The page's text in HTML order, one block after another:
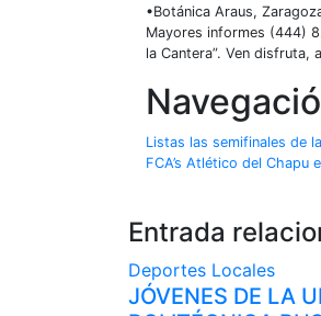
•​Botánica Araus,
Mayores informes (444)
la Cantera”. Ven
Listas las semifinales de
FCA’s Atlético del Chapu
Entrada
Deportes Locales
JÓVENES DE LA